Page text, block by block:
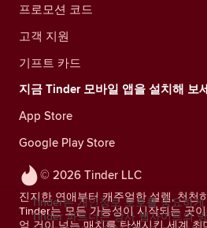
© 2026 Tinder LLC
진지한 연애부터 캐주얼한 설렘, 천천
Tinder는 모든 가능성이 시작되는 곳
억 건이 넘는 매치를 탄생시킨 세계
프로모션 코드
고객 지원
기프트 카드
지금 Tinder 모바일 앱을 설치해 보
App Store
Google Play Store
Tinder는 개인정보 보호를 중요하
Tinder 파트너는 당사 웹사이트의